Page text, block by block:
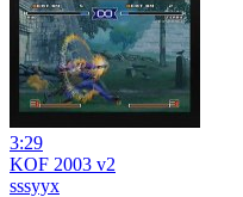
3:29
KOF 2003 v2
sssyyx